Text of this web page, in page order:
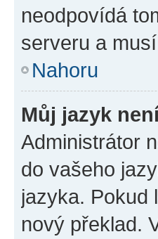
neodpovídá
serveru a
Nahoru
Můj jazyk
Administrátor
do vašeho
jazyka. Pokud
nový překlad.